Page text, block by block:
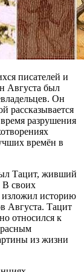
писателей и
Августа был
Он
рассказывается
разрушения
времён в
Тацит, живший
В своих
изложил историю
Августа. Тацит
относился к
из жизни